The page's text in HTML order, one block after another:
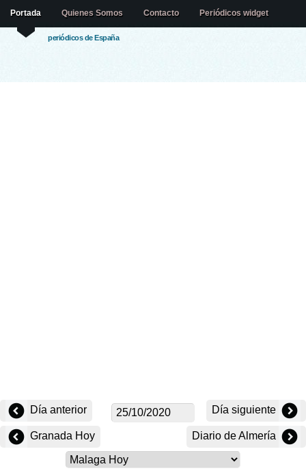
periódicos de España
Portada Quienes Somos Contacto Periódicos widget
Día anterior Día siguiente
Granada Hoy Diario de Almería